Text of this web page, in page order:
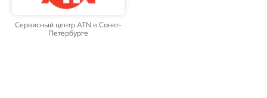
Сервисный центр ATN в Санкт-
Петербурге